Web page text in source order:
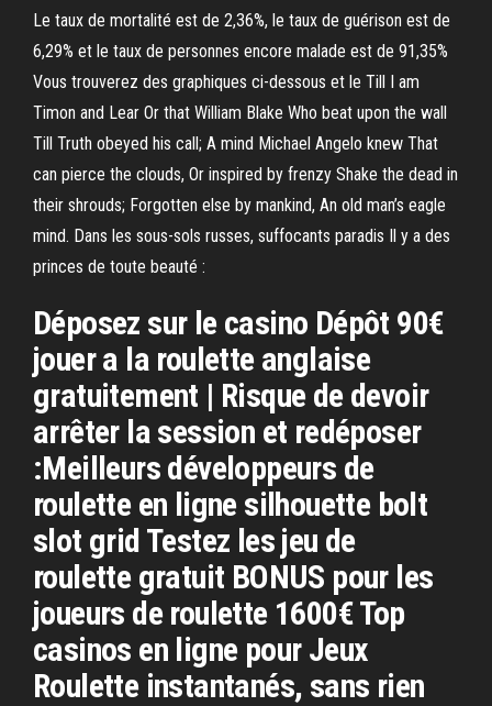
Le taux de mortalité est de 2,36%, le taux de guérison est de
6,29% et le taux de personnes encore malade est de 91,35%
Vous trouverez des graphiques ci-dessous et le Till I am
Timon and Lear Or that William Blake Who beat upon the wall
Till Truth obeyed his call; A mind Michael Angelo knew That
can pierce the clouds, Or inspired by frenzy Shake the dead in
their shrouds; Forgotten else by mankind, An old man’s eagle
mind. Dans les sous-sols russes, suffocants paradis Il y a des
princes de toute beauté :
Déposez sur le casino Dépôt 90€
jouer a la roulette anglaise
gratuitement | Risque de devoir
arrêter la session et redéposer
:Meilleurs développeurs de
roulette en ligne silhouette bolt
slot grid Testez les jeu de
roulette gratuit BONUS pour les
joueurs de roulette 1600€ Top
casinos en ligne pour Jeux
Roulette instantanés, sans rien